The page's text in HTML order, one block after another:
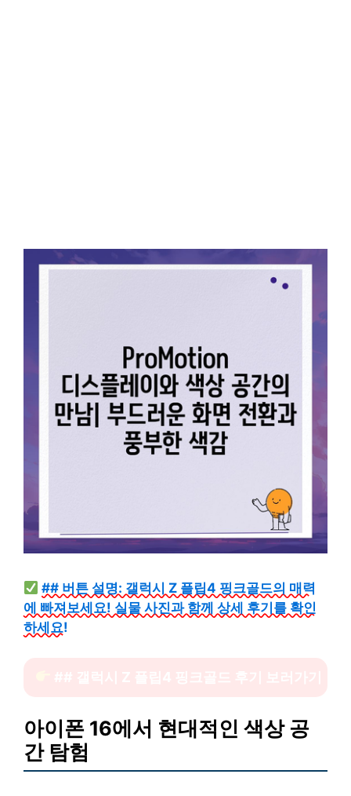
## 버튼 설명: 갤럭시 Z 플립4 핑크골드의 매력
에 빠져보세요! 실물 사진과 함께 상세 후기를 확인
하세요!
아이폰 16에서 현대적인 색상 공
간 탐험